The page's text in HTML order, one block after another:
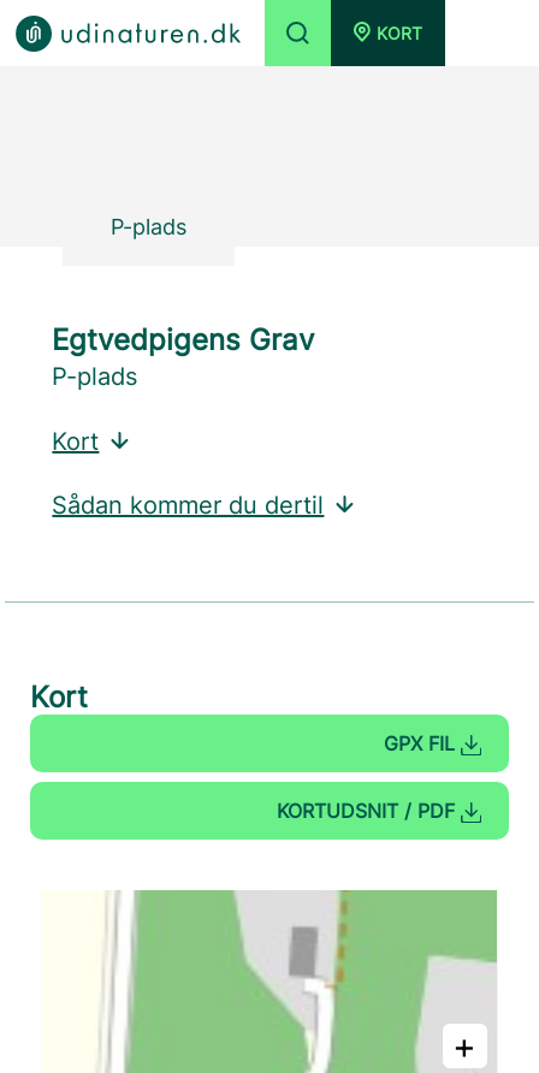
KORT
P-plads
Egtvedpigens Grav
P-plads
Kort
Sådan kommer du dertil
Kort
GPX FIL
KORTUDSNIT / PDF
+